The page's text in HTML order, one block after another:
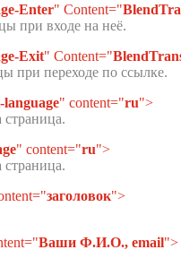
Enter" Content="
при входе на неё.
Exit" Content="
при переходе по ссылке.
language" content="ru">
страница.
" content="ru">
страница.
заголовок">
Ваши Ф.И.О., email">